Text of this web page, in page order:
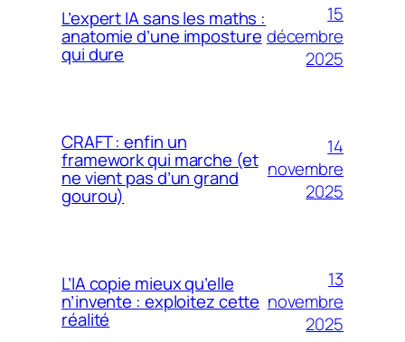
L’expert IA sans les maths :
anatomie d’une imposture
qui dure
15
décembre
2025
CRAFT : enfin un
framework qui marche (et
ne vient pas d’un grand
gourou)
14
novembre
2025
L’IA copie mieux qu’elle
n’invente : exploitez cette
réalité
13
novembre
2025